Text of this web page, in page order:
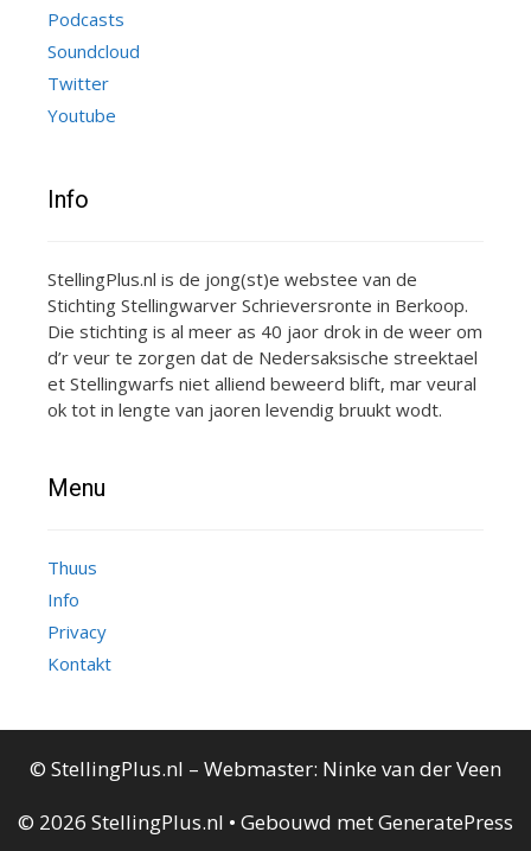
Podcasts
Soundcloud
Twitter
Youtube
Info
StellingPlus.nl is de jong(st)e webstee van de
Stichting Stellingwarver Schrieversronte in Berkoop.
Die stichting is al meer as 40 jaor drok in de weer om
d’r veur te zorgen dat de Nedersaksische streektael
et Stellingwarfs niet alliend beweerd blift, mar veural
ok tot in lengte van jaoren levendig bruukt wodt.
Menu
Thuus
Info
Privacy
Kontakt
© StellingPlus.nl – Webmaster: Ninke van der Veen
© 2026 StellingPlus.nl • Gebouwd metGeneratePress